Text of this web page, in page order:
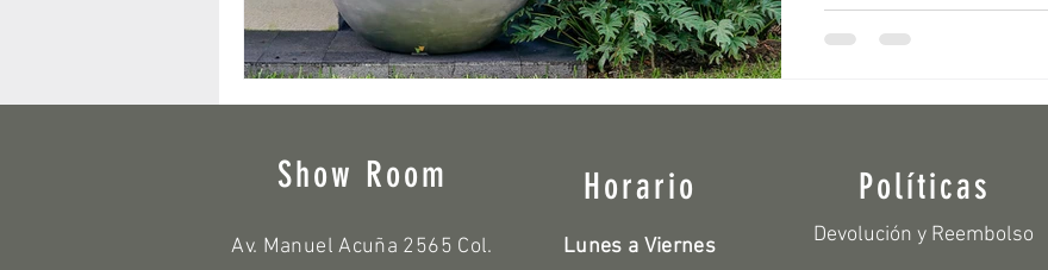
Show Room
Av. Manuel Acuña 2565 Col.
Lunes a Viernes
Horario
Devolución y Reembolso
Políticas